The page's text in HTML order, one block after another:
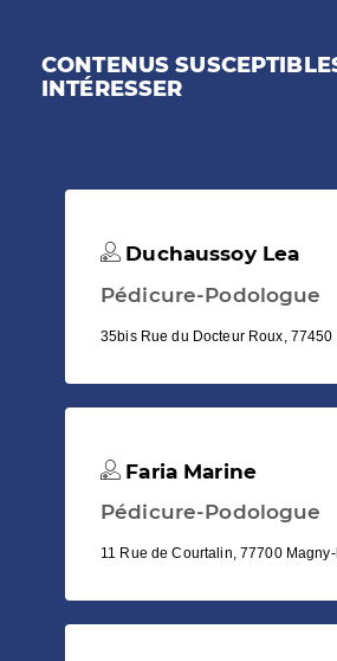
CONTENUS
INTÉRESSER
Duchaussoy Lea
Pédicure-Podologue
35bis Rue du Docteur Roux, 77450
Faria Marine
Pédicure-Podologue
11 Rue de Courtalin, 77700